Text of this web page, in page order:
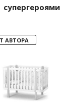
супергероями
АВТОРА